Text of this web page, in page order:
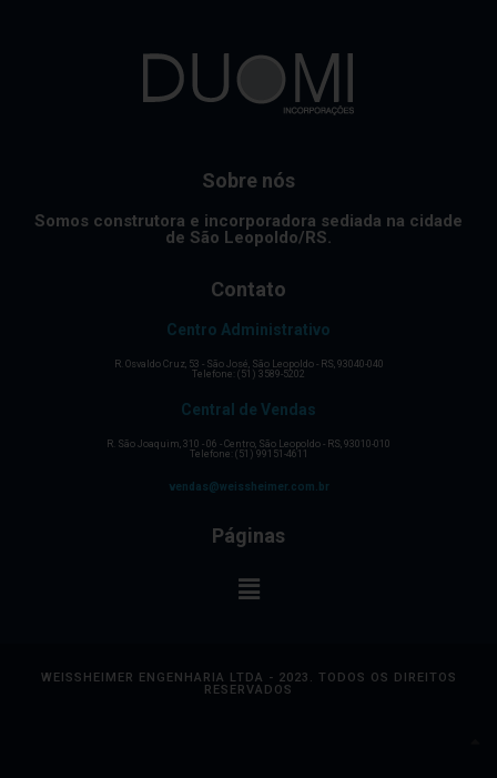
Sobre nós
Somos construtora e incorporadora sediada na cidade
de São Leopoldo/RS.
Contato
Centro Administrativo
R. Osvaldo Cruz, 53 - São José, São Leopoldo - RS, 93040-040
Telefone: (51) 3589-5202
Central de Vendas
R. São Joaquim, 310 - 06 - Centro, São Leopoldo - RS, 93010-010
Telefone: (51) 99151-4611
vendas@weissheimer.com.br
Páginas
WEISSHEIMER ENGENHARIA LTDA - 2023. TODOS OS DIREITOS
RESERVADOS